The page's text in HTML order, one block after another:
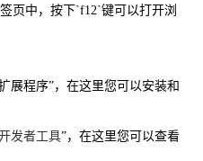
页中，按下`f12`键可以打开浏
展程序”，在这里您可以安装和
发者工具”，在这里您可以查看